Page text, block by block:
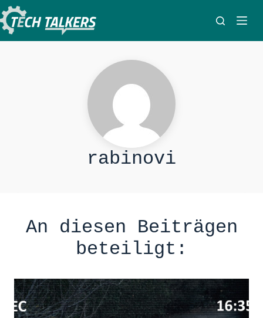
Zum
Inhalt
springen
rabinovi
An diesen Beiträgen
beteiligt: